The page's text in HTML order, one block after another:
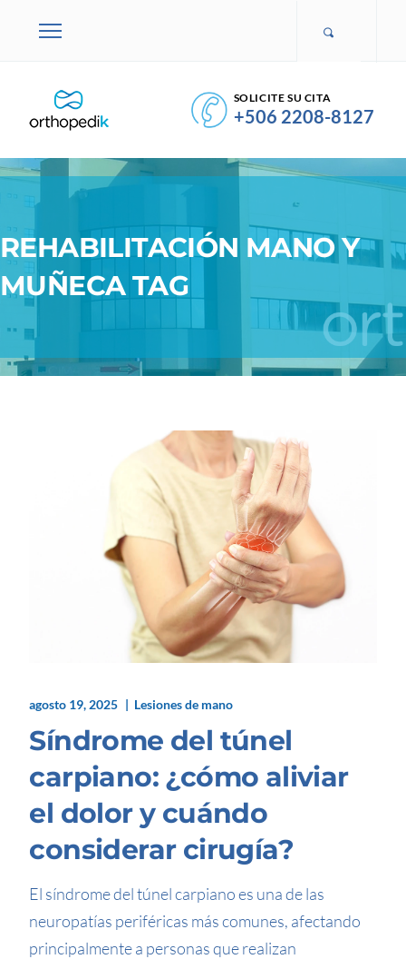
SOLICITE SU CITA
+506 2208-8127
REHABILITACIÓN MANO Y
MUÑECA TAG
agosto 19, 2025 Lesiones de mano
Síndrome del túnel
carpiano: ¿cómo aliviar
el dolor y cuándo
considerar cirugía?
El síndrome del túnel carpiano es una de las
neuropatías periféricas más comunes, afectando
principalmente a personas que realizan